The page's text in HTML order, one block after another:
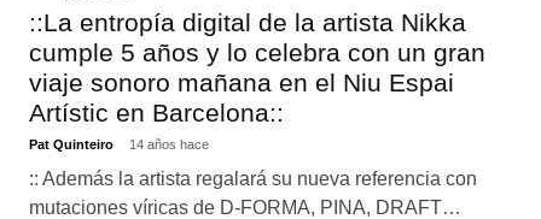
::La entropía digital de la artista Nikka
cumple 5 años y lo celebra con un gran
viaje sonoro mañana en el Niu Espai
Artístic en Barcelona::
Pat Quinteiro 14 años hace
:: Además la artista regalará su nueva referencia con
mutaciones víricas de D-FORMA, PINA, DRAFT…